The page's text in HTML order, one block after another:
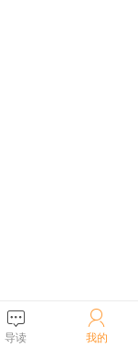

导读

我的